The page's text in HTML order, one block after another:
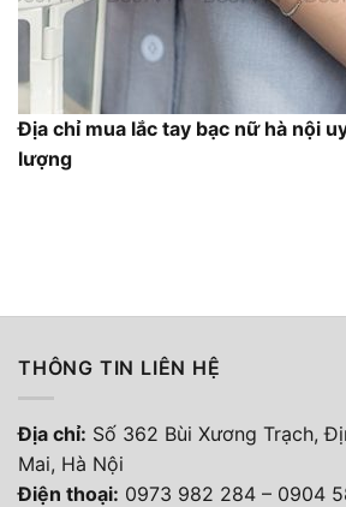
Địa chỉ mua lắc tay bạc nữ hà nội
lượng
THÔNG TIN LIÊN HỆ
Địa chỉ: Số 362 Bùi Xương Trạch,
Mai, Hà Nội
Điện thoại: 0973 982 284 – 0904